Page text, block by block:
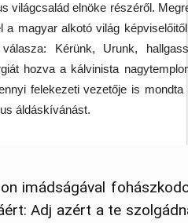
világcsalád elnöke részéről.
a magyar alkotó világ
Kérünk, Urunk,
hozva a kálvinista
felekezeti vezetője is mondta
áldáskívánást.
imádságával
Adj azért a te